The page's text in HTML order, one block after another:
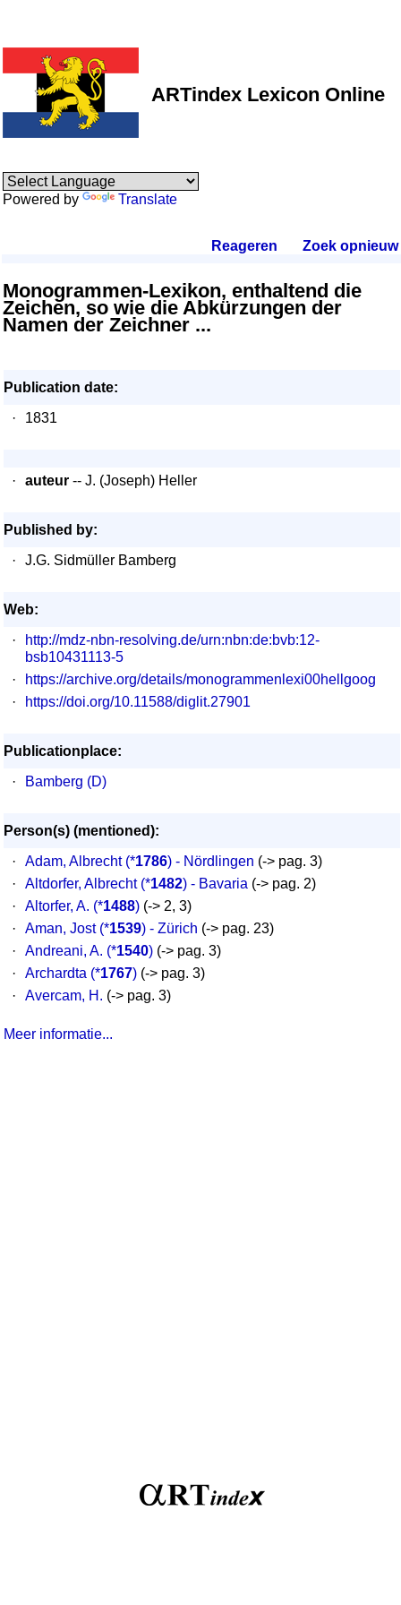
ARTindex Lexicon Online
Powered by Translate
Reageren Zoek opnieuw.
Monogrammen-Lexikon, enthaltend die
Zeichen, so wie die Abkürzungen der
Namen der Zeichner ...
Publication date:
·
1831
· auteur -- J. (Joseph) Heller
Published by:
·
J.G. Sidmüller Bamberg
Web:
·
http://mdz-nbn-resolving.de/urn:nbn:de:bvb:12-
bsb10431113-5
·
https://archive.org/details/monogrammenlexi00hellgoog
·
https://doi.org/10.11588/diglit.27901
Publicationplace:
·
Bamberg (D)
Person(s) (mentioned):
·
Adam, Albrecht (*1786) - Nördlingen (-> pag. 3)
·
Altdorfer, Albrecht (*1482) - Bavaria (-> pag. 2)
·
Altorfer, A. (*1488) (-> 2, 3)
·
Aman, Jost (*1539) - Zürich (-> pag. 23)
·
Andreani, A. (*1540) (-> pag. 3)
·
Archardta (*1767) (-> pag. 3)
·
Avercam, H. (-> pag. 3)
Meer informatie...